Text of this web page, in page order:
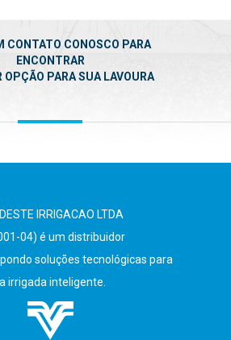
CONTATO CONOSCO PARA
ENCONTRAR
OPÇÃO PARA SUA LAVOURA
IRRIGACAO LTDA
04) é um distribuidor
soluções tecnológicas para
irrigada inteligente.